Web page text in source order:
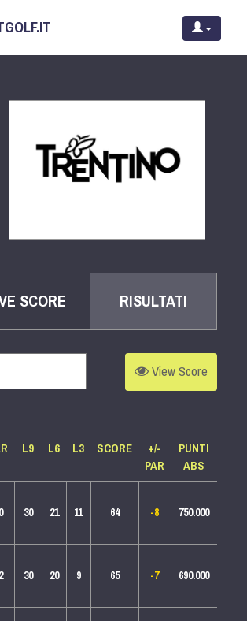
SCORE RISULTATI
ViewScore
L9 L6 L3 SCORE +/-
PAR
PUNTI
ABS
30 21 11 64 -8 750.000
30 20 9 65 -7 690.000